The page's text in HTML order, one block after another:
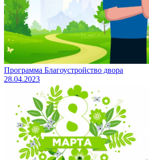
Программа Благоустройство двора
28.04.2023